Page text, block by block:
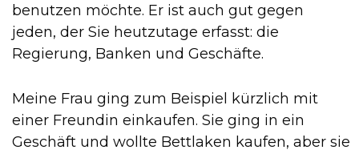
benutzen möchte. Er ist auch gut gegen
jeden, der Sie heutzutage erfasst: die
Regierung, Banken und Geschäfte.
Meine Frau ging zum Beispiel kürzlich mit
einer Freundin einkaufen. Sie ging in ein
Geschäft und wollte Bettlaken kaufen, aber sie